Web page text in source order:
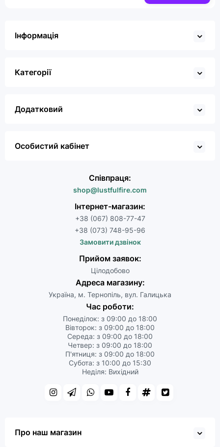
Інформація
Категорії
Додатковий
Особистий кабінет
Співпраця:
shop@lustfulfire.com
Інтернет-магазин:
+38 (067) 808-77-47
+38 (073) 748-95-96
Замовити дзвінок
Прийом заявок:
Цілодобово
Адреса магазину:
Україна, м. Тернопіль, вул. Галицька
Час роботи:
Понеділок: з 09:00 до 18:00
Вівторок: з 09:00 до 18:00
Середа: з 09:00 до 18:00
Четвер: з 09:00 до 18:00
П'ятниця: з 09:00 до 18:00
Субота: з 10:00 до 15:30
Неділя: Вихідний
Про наш магазин